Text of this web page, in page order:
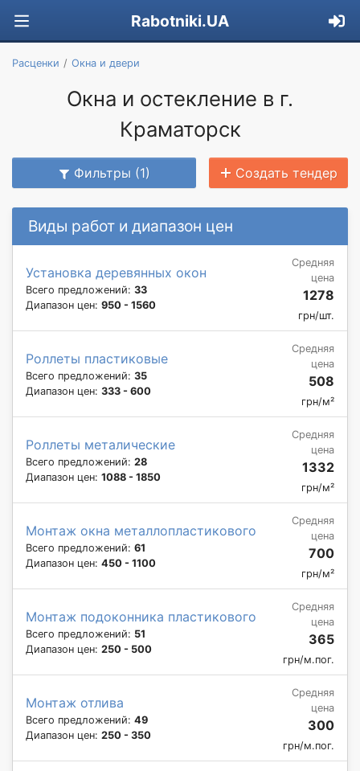
Rabotniki.UA
Расценки Окна и двери
Окна и остекление в г.
Краматорск
Фильтры (1) Создать тендер
Виды работ и диапазон цен
Установка деревянных окон
Всего предложений: 33
Диапазон цен: 950 - 1560
Средняя
цена
1278
грн/шт.
Роллеты пластиковые
Всего предложений: 35
Диапазон цен: 333 - 600
Средняя
цена
508
грн/м²
Роллеты металические
Всего предложений: 28
Диапазон цен: 1088 - 1850
Средняя
цена
1332
грн/м²
Монтаж окна металлопластикового
Всего предложений: 61
Диапазон цен: 450 - 1100
Средняя
цена
700
грн/м²
Монтаж подоконника пластикового
Всего предложений: 51
Диапазон цен: 250 - 500
Средняя
цена
365
грн/м.пог.
Монтаж отлива
Всего предложений: 49
Диапазон цен: 250 - 350
Средняя
цена
300
грн/м.пог.